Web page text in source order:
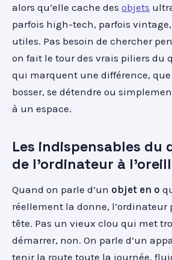
alors qu’elle cache des objets
parfois high-tech, parfois
utiles. Pas besoin de chercher
on fait le tour des vrais piliers du
qui marquent une différence,
bosser, se détendre ou
à un espace.
Les indispensables du
de l'ordinateur à
Quand on parle d’un objet en o
réellement la donne, l’ordinateur
tête. Pas un vieux clou qui met
démarrer, non. On parle d’un
tenir la route toute la journée,